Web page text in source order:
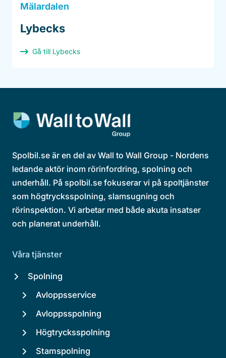
Mälardalen
Lybecks
Gå till Lybecks
Spolbil.se är en del av Wall to Wall Group - Nordens
ledande aktör inom rörinfordring, spolning och
underhåll. På spolbil.se fokuserar vi på spoltjänster
som högtrycksspolning, slamsugning och
rörinspektion. Vi arbetar med både akuta insatser
och planerat underhåll.
Våra tjänster
Spolning
Avloppsservice
Avloppsspolning
Högtrycksspolning
Stamspolning